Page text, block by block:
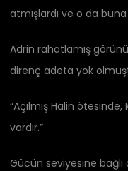
atmışlardı ve o da
Adrin rahatlamış
direnç adeta yok
“Açılmış Halin
vardır.”
Gücün seviyesine bağlı